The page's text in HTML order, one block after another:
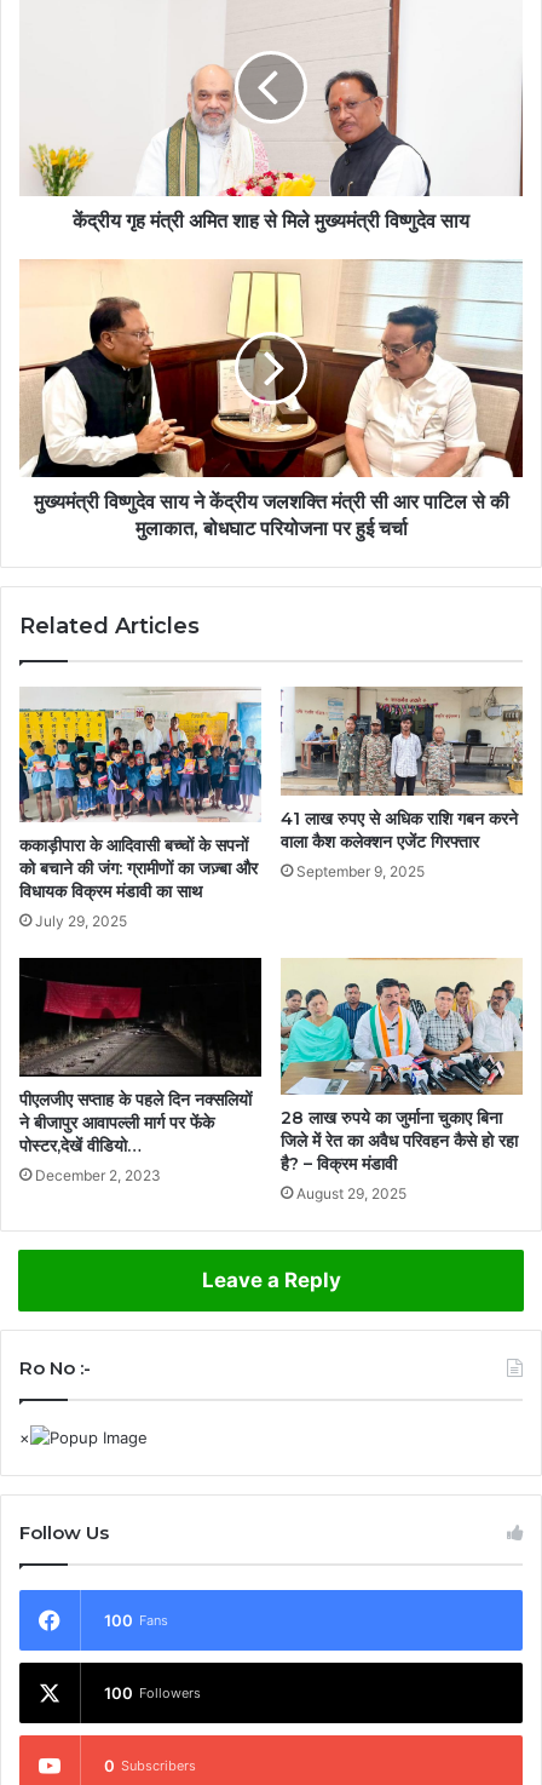
मिले
मुख्यमंत्री
विष्णुदेव
केंद्रीय गृह मंत्री अमित शाह से मिले मुख्यमंत्री विष्णुदेव साय
केंद्रीय
जलशक्ति
मंत्री
आर
पाटिल
परियोजना
मुख्यमंत्री विष्णुदेव साय ने केंद्रीय जलशक्ति मंत्री सी आर पाटिल से की
मुलाकात, बोधघाट परियोजना पर हुई चर्चा
Related Articles
ककाड़ीपारा के आदिवासी बच्चों के सपनों
को बचाने की जंग: ग्रामीणों का जज़्बा और
विधायक विक्रम मंडावी का साथ
July 29, 2025
41 लाख रुपए से अधिक राशि गबन करने
वाला कैश कलेक्शन एजेंट गिरफ्तार
September 9, 2025
पीएलजीए सप्ताह के पहले दिन नक्सलियों
ने बीजापुर आवापल्ली मार्ग पर फेंके
पोस्टर,देखें वीडियो…
December 2, 2023
28 लाख रुपये का जुर्माना चुकाए बिना
जिले में रेत का अवैध परिवहन कैसे हो रहा
है? – विक्रम मंडावी
August 29, 2025
Leave a Reply
Ro No :-
Follow Us
100 Fans
100 Followers
0 Subscribers